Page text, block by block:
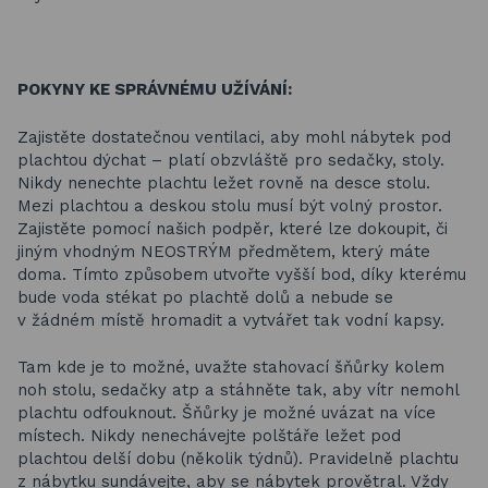
POKYNY KE SPRÁVNÉMU UŽÍVÁNÍ:
Zajistěte dostatečnou ventilaci, aby mohl nábytek pod
plachtou dýchat – platí obzvláště pro sedačky, stoly.
Nikdy nenechte plachtu ležet rovně na desce stolu.
Mezi plachtou a deskou stolu musí být volný prostor.
Zajistěte pomocí našich podpěr, které lze dokoupit, či
jiným vhodným NEOSTRÝM předmětem, který máte
doma. Tímto způsobem utvořte vyšší bod, díky kterému
bude voda stékat po plachtě dolů a nebude se
v žádném místě hromadit a vytvářet tak vodní kapsy.
Tam kde je to možné, uvažte stahovací šňůrky kolem
noh stolu, sedačky atp a stáhněte tak, aby vítr nemohl
plachtu odfouknout. Šňůrky je možné uvázat na více
místech. Nikdy nenechávejte polštáře ležet pod
plachtou delší dobu (několik týdnů). Pravidelně plachtu
z nábytku sundávejte, aby se nábytek provětral. Vždy